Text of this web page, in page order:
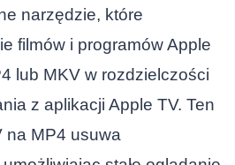
narzędzie, które
filmów i programów Apple
lub MKV w rozdzielczości
z aplikacji Apple TV. Ten
na MP4 usuwa